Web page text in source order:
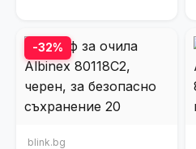
-32%
blink.bg